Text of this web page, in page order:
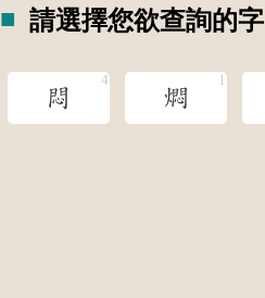
請選擇您欲查詢的字
悶 燜